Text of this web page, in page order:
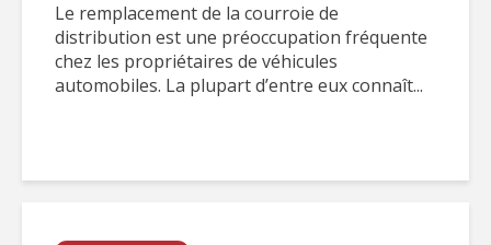
Le remplacement de la courroie de
distribution est une préoccupation fréquente
chez les propriétaires de véhicules
automobiles. La plupart d’entre eux connaît...